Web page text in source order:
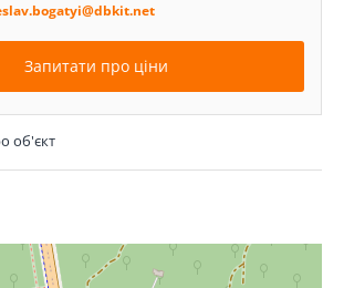
Запитати про ціни
об'єкт